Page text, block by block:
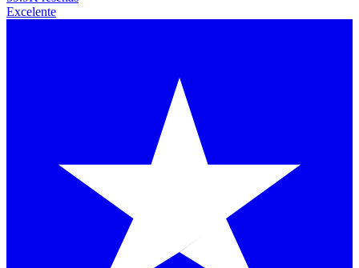
Excelente